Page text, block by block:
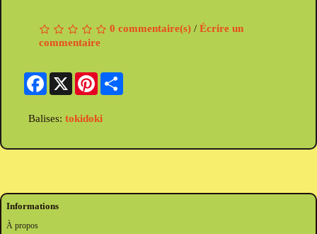
0 commentaire(s) / Écrire un
commentaire
Facebook
X Pinterest
Balises: tokidoki
Informations
À propos